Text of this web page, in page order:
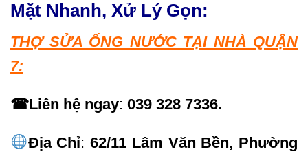
Mặt Nhanh, Xử Lý Gọn:
THỢ SỬA ỐNG NƯỚC TẠI NHÀ QUẬN
7:
☎Liên hệ ngay: 039 328 7336.
Địa Chỉ: 62/11 Lâm Văn Bền, Phường